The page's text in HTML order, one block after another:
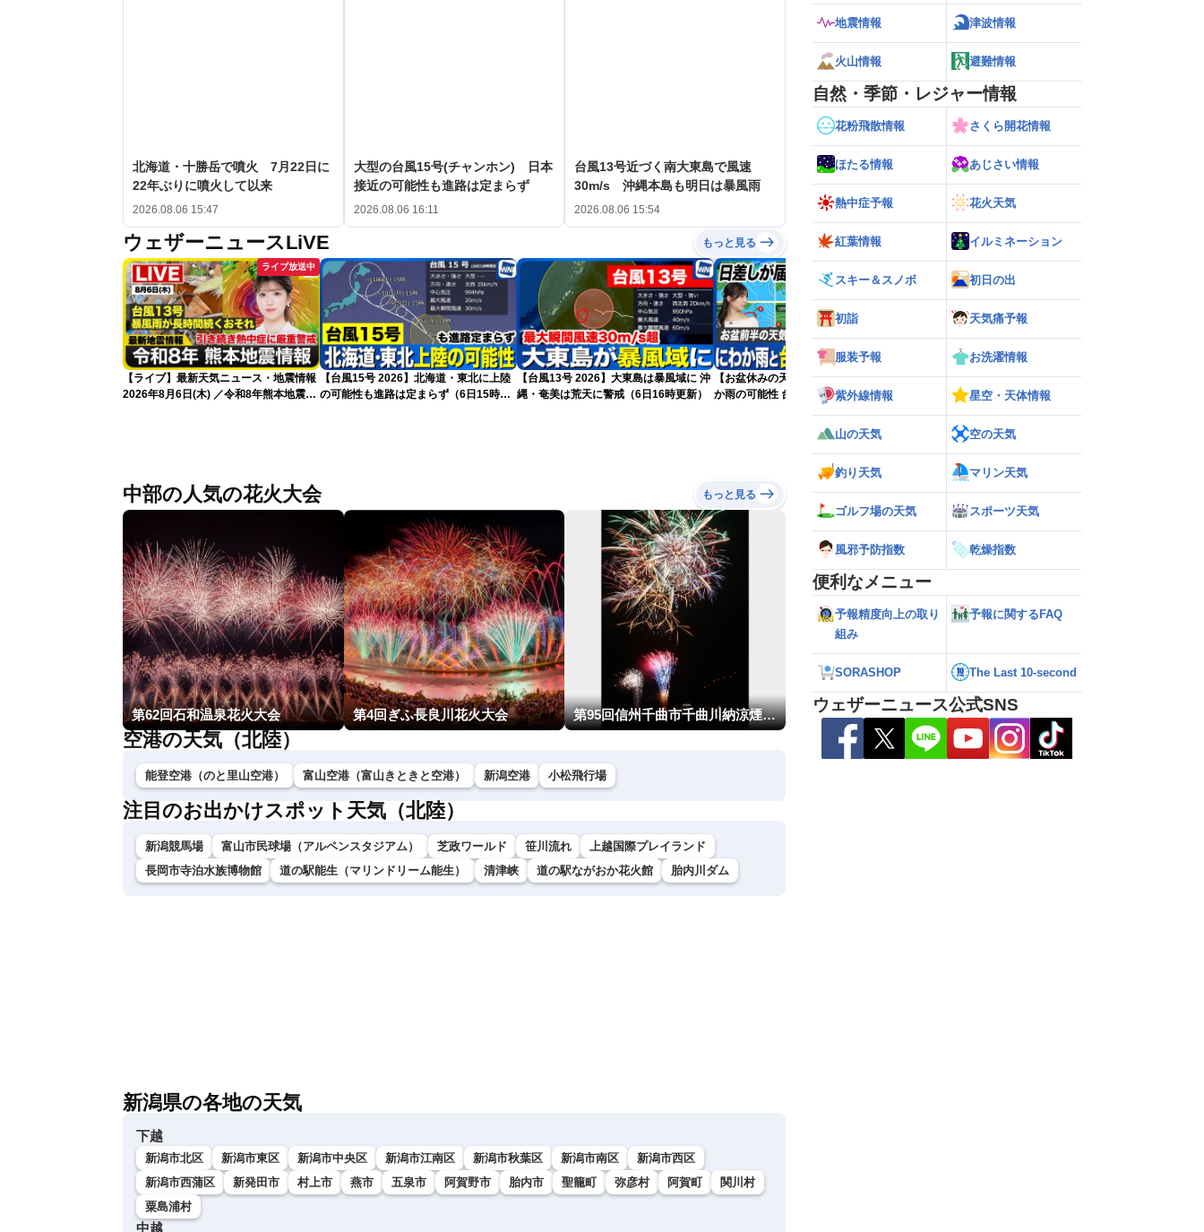
北海道・十勝岳で噴火 7月22日に
22年ぶりに噴火して以来
2026.08.06 15:47
大型の台風15号(チャンホン) 日本
接近の可能性も進路は定まらず
2026.08.06 16:11
台風13号近づく南大東島で風速
30m/s 沖縄本島も明日は暴風雨
2026.08.06 15:54
ウェザーニュースLiVE もっと見る
ライブ放送中
【ライブ】最新天気ニュース・地震情報
2026年8月6日(木) ／令和8年熊本地震情
【台風15号 2026】北海道・東北に上陸
の可能性も進路は定まらず（6日15時更
【台風13号 2026】大東島は暴風域に 沖
縄・奄美は荒天に警戒（6日16時更新）
【お盆休みの天気】前半は晴れてもにわ
か雨の可能性 台風15号の動向にも注意
【台風13号 2026】大東島地方が暴風域
に 明日午後にかけて沖縄本島・奄美通
10時更新
中部の人気の花火大会 もっと見る
第62回石和温泉花火大会 第4回ぎふ長良川花火大会 第95回信州千曲市千曲川納涼煙火大会
空港の天気（北陸）
能登空港（のと里山空港） 富山空港（富山きときと空港） 新潟空港 小松飛行場
注目のお出かけスポット天気（北陸）
新潟競馬場 富山市民球場（アルペンスタジアム） 芝政ワールド 笹川流れ
上越国際プレイランド
長岡市寺泊水族博物館
道の駅能生（マリンドリーム能生） 清津峡 道の駅ながおか花火館 胎内川ダム
新潟県の各地の天気
下越
新潟市北区 新潟市東区 新潟市中央区 新潟市江南区 新潟市秋葉区 新潟市南区
新潟市西区
新潟市西蒲区
新発田市 村上市 燕市 五泉市 阿賀野市 胎内市 聖籠町 弥彦村 阿賀町
関川村
粟島浦村
中越
地震情報 津波情報
火山情報 避難情報
自然・季節・レジャー情報
花粉飛散情報 さくら開花情報
ほたる情報 あじさい情報
熱中症予報 花火天気
紅葉情報 イルミネーション
スキー＆スノボ 初日の出
初詣 天気痛予報
服装予報 お洗濯情報
紫外線情報 星空・天体情報
山の天気 空の天気
釣り天気 マリン天気
ゴルフ場の天気 スポーツ天気
風邪予防指数 乾燥指数
便利なメニュー
予報精度向上の取り
組み
予報に関するFAQ
SORASHOP The Last 10-second
ウェザーニュース公式SNS